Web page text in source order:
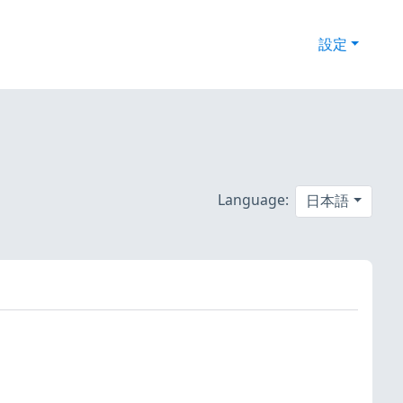
設定
Language: 日本語